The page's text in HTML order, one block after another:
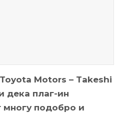
Motors – Takeshi
дека плаг-ин
многу подобро и